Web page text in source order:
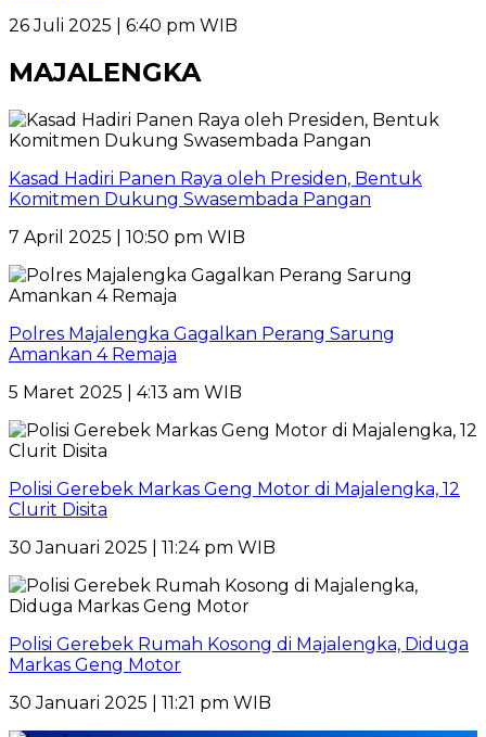
26 Juli 2025 | 6:40 pm WIB
MAJALENGKA
Kasad Hadiri Panen Raya oleh Presiden, Bentuk
Komitmen Dukung Swasembada Pangan
7 April 2025 | 10:50 pm WIB
Polres Majalengka Gagalkan Perang Sarung
Amankan 4 Remaja
5 Maret 2025 | 4:13 am WIB
Polisi Gerebek Markas Geng Motor di Majalengka, 12
Clurit Disita
30 Januari 2025 | 11:24 pm WIB
Polisi Gerebek Rumah Kosong di Majalengka, Diduga
Markas Geng Motor
30 Januari 2025 | 11:21 pm WIB